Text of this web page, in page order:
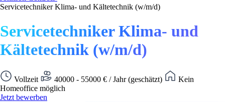
Servicetechniker Klima- und Kältetechnik (w/m/d)
Servicetechniker Klima- und
Kältetechnik (w/m/d)
Vollzeit 40000 - 55000 € / Jahr (geschätzt)
Kein
Homeoffice möglich
Jetzt bewerben